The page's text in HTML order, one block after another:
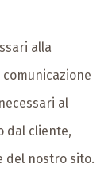
alla
al
dal cliente,
del nostro sito.